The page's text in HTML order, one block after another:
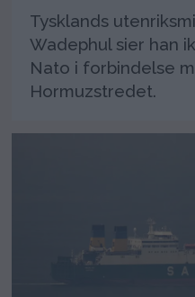
Tysklands
Wadephul sier han
Nato i forbindelse
Hormuzstredet.